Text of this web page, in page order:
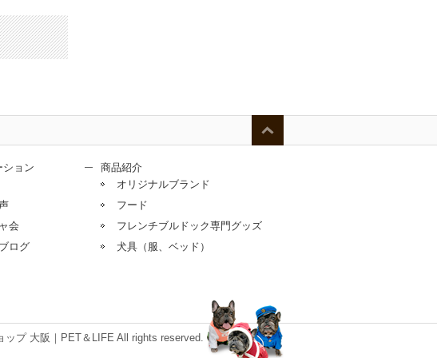
ション
会
ログ
商品紹介
オリジナルブランド
フード
フレンチブルドック専門グッズ
犬具（服、ベッド）
プ 大阪｜PET＆LIFE All rights reserved.